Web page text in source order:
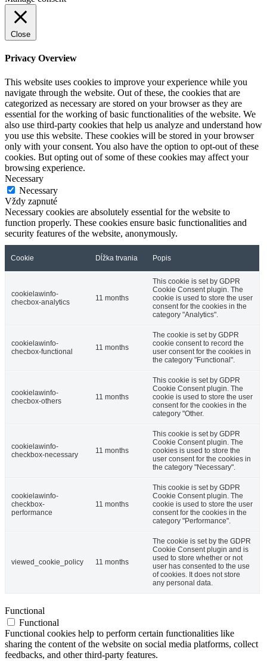
Close
Privacy Overview
This website uses cookies to improve your experience while you
navigate through the website. Out of these, the cookies that are
categorized as necessary are stored on your browser as they are
essential for the working of basic functionalities of the website. We
also use third-party cookies that help us analyze and understand how
you use this website. These cookies will be stored in your browser
only with your consent. You also have the option to opt-out of these
cookies. But opting out of some of these cookies may affect your
browsing experience.
Necessary
Necessary
Vždy zapnuté
Necessary cookies are absolutely essential for the website to
function properly. These cookies ensure basic functionalities and
security features of the website, anonymously.
Cookie Dĺžka trvania Popis
cookielawinfo-
checbox-analytics
11 months
This cookie is set by GDPR
Cookie Consent plugin. The
cookie is used to store the user
consent for the cookies in the
category "Analytics".
cookielawinfo-
checbox-functional
11 months
The cookie is set by GDPR
cookie consent to record the
user consent for the cookies in
the category "Functional".
cookielawinfo-
checbox-others
11 months
This cookie is set by GDPR
Cookie Consent plugin. The
cookie is used to store the user
consent for the cookies in the
category "Other.
cookielawinfo-
checkbox-necessary
11 months
This cookie is set by GDPR
Cookie Consent plugin. The
cookies is used to store the
user consent for the cookies in
the category "Necessary".
cookielawinfo-
checkbox-
performance
11 months
This cookie is set by GDPR
Cookie Consent plugin. The
cookie is used to store the user
consent for the cookies in the
category "Performance".
viewed_cookie_policy 11 months
The cookie is set by the GDPR
Cookie Consent plugin and is
used to store whether or not
user has consented to the use
of cookies. It does not store
any personal data.
Functional
Functional
Functional cookies help to perform certain functionalities like
sharing the content of the website on social media platforms, collect
feedbacks, and other third-party features.